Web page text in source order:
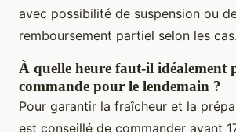
avec possibilité de suspension ou
remboursement partiel selon les cas.
À quelle heure faut-il idéalement
commande pour le lendemain ?
Pour garantir la fraîcheur et la
est conseillé de commander avant